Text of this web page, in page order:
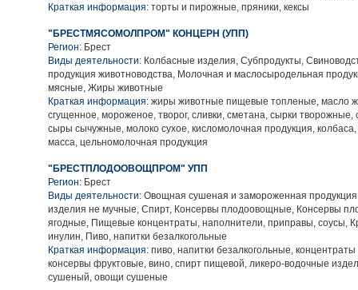
Краткая информация: торты и пирожные, пряники, кексы
"БРЕСТМЯСОМОЛПРОМ" КОНЦЕРН (УПП)
Регион: Брест
Виды деятельности: Колбасные изделия, Субпродукты,
продукция животноводства, Молочная и маслосыродельная
мясные, Жиры животные
Краткая информация: жиры животные пищевые топленые, масло
сгущенное, мороженое, творог, сливки, сметана, сырки
сыры сычужные, молоко сухое, кисломолочная продукция,
масса, цельномолочная продукция
"БРЕСТПЛОДООВОЩПРОМ" УПП
Регион: Брест
Виды деятельности: Овощная сушеная и замороженная
изделия не мучные, Спирт, Консервы плодоовощные, Консервы
ягодные, Пищевые концентраты, наполнители, приправы, соусы,
инулин, Пиво, напитки безалкогольные
Краткая информация: пиво, напитки безалкогольные,
консервы фруктовые, вино, спирт пищевой, ликеро-водочные
сушеный, овощи сушеные